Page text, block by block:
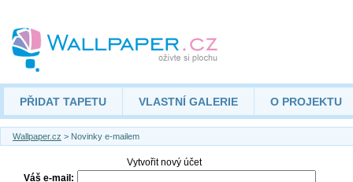
PŘIDAT TAPETU VLASTNÍ GALERIE O PROJEKTU
Wallpaper.cz > Novinky e-mailem